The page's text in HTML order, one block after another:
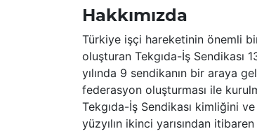
Hakkımızda
Türkiye işçi hareketinin önemli bir
oluşturan Tekgıda-İş Sendikası
yılında 9 sendikanın bir araya
federasyon oluşturması ile
Tekgıda-İş Sendikası kimliğini
yüzyılın ikinci yarısından